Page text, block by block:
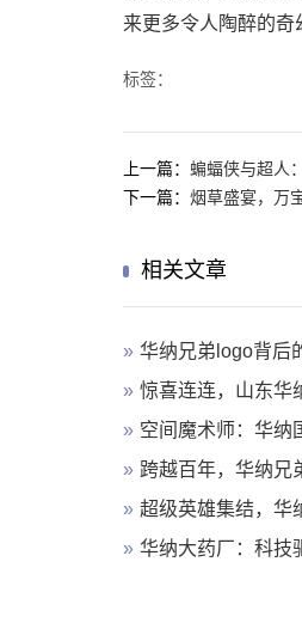
来更多令人陶醉的奇
标签：
上一篇： 蝙蝠侠与超人
下一篇： 烟草盛宴，万
相关文章
» 华纳兄弟logo背后
» 惊喜连连，山东华
» 空间魔术师：华纳
» 跨越百年，华纳兄
» 超级英雄集结，华
» 华纳大药厂：科技